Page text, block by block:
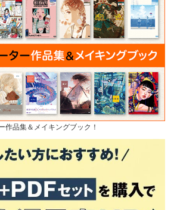
作品集＆メイキングブック！